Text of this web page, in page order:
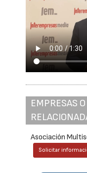
EMPRESAS
Asociación
Solicitar